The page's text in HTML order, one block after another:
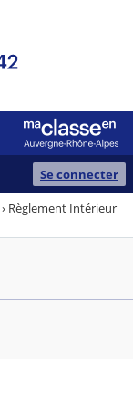
Se connecter
› Règlement Intérieur